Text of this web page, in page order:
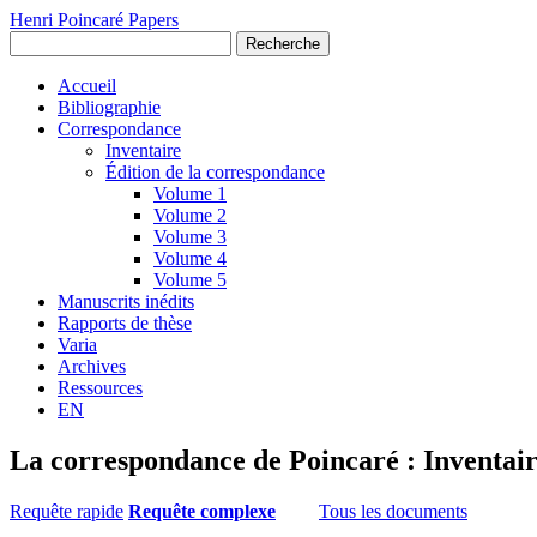
Henri Poincaré Papers
Recherche
Accueil
Bibliographie
Correspondance
Inventaire
Édition de la correspondance
Volume 1
Volume 2
Volume 3
Volume 4
Volume 5
Manuscrits inédits
Rapports de thèse
Varia
Archives
Ressources
EN
La correspondance de Poincaré :
Requête rapide Requête complexe Tous les documents